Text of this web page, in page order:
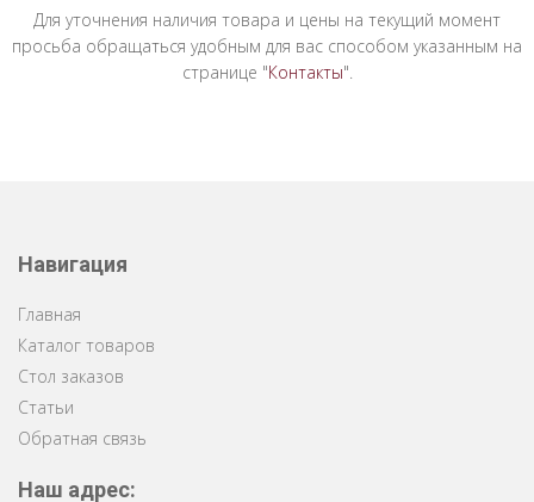
Для уточнения наличия товара и цены на текущий момент
просьба обращаться удобным для вас способом указанным на
странице "Контакты".
Навигация
Главная
Каталог товаров
Стол заказов
Статьи
Обратная связь
Наш адрес: